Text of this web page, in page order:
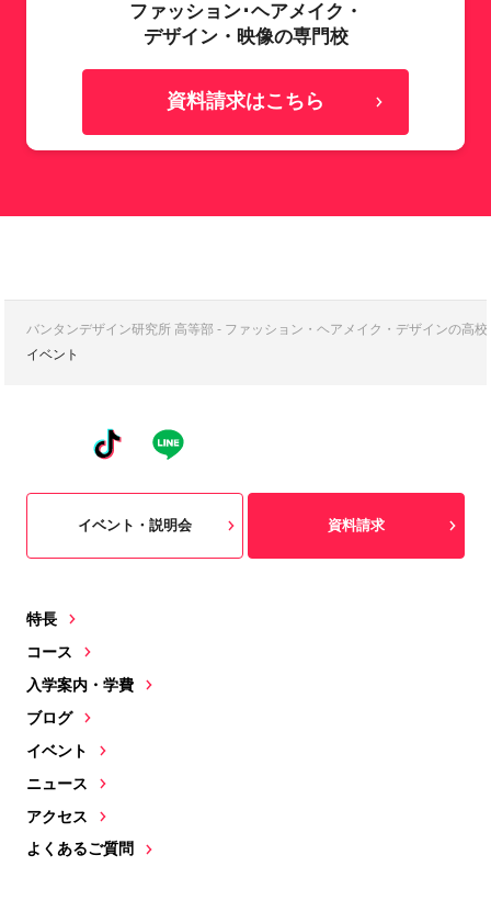
ファッション･ヘアメイク・
デザイン・映像の専門校
資料請求はこちら
バンタンデザイン研究所 高等部 - ファッション・ヘアメイク・デザインの高
イベント
特長
コース
入学案内・学費
ブログ
イベント
ニュース
アクセス
よくあるご質問
イベント・説明会 資料請求